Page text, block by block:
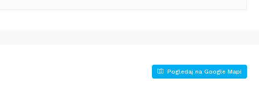
Pogledaj na Google Mapi